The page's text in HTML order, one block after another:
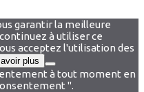
garantir la meilleure
à utiliser ce
acceptez l'utilisation des
plus
à tout moment en
".